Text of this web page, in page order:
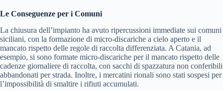
Le Conseguenze per i Comuni
La chiusura dell’impianto ha avuto ripercussioni immediate sui comuni
siciliani, con la formazione di micro-discariche a cielo aperto e il
mancato rispetto delle regole di raccolta differenziata. A Catania, ad
esempio, si sono formate micro-discariche per il mancato rispetto delle
cadenze giornaliere di raccolta, con sacchi di spazzatura non conferibili
abbandonati per strada. Inoltre, i mercatini rionali sono stati sospesi per
l’impossibilità di smaltire i rifiuti accumulati.